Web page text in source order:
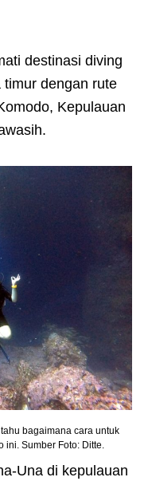
destinasi diving
dengan rute
Kepulauan
bagaimana cara untuk
ini. Sumber Foto: Ditte.
Una di kepulauan